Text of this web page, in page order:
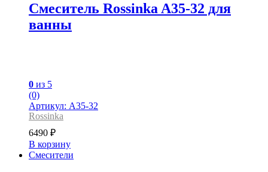
Смеситель Rossinka A35-32 для
ванны
0 из 5
(0)
Артикул: A35-32
Rossinka
6490 ₽
В корзину
Смесители